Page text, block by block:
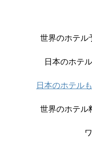
世界のホテル
日本のホテ
日本のホテル
世界のホテル